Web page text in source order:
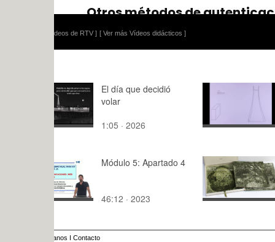
[ Ver más Vídeos didácticos ]
El día que decidió
volar
1:05 · 2026
El rebote
0:05 · 2022
Módulo 5: Apartado 4
46:12 · 2023
Encuentro
Libro
12:46 ·